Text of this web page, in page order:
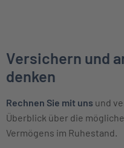
Versichern und
denken
Rechnen Sie mit uns und
Überblick über die
Vermögens im Ruhestand.